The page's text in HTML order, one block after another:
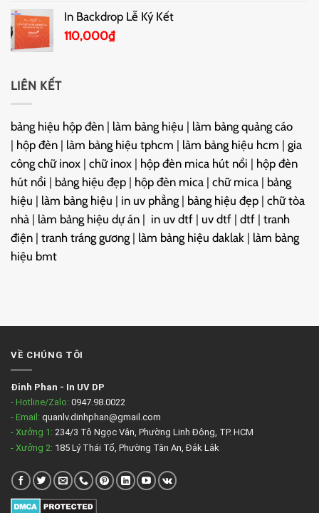
In Backdrop Lễ Ký Kết
110,000₫
LIÊN KẾT
bảng hiệu hộp đèn | làm bảng hiệu | làm bảng quảng cáo
| hộp đèn | làm bảng hiệu tphcm | làm bảng hiệu hcm | gia
công chữ inox | chữ inox | hộp đèn mica hút nổi | hộp đèn
hút nổi | bảng hiệu đẹp | hộp đèn mica | chữ mica | bảng
hiệu | làm bảng hiệu | in uv phẳng | bảng hiệu đẹp | chữ tòa
nhà | làm bảng hiệu dự án | in uv dtf | uv dtf | dtf | tranh
điện | tranh tráng gương | làm bảng hiệu daklak | làm bảng
hiệu bmt
VỀ CHÚNG TÔI
Đinh Phan - In UV DP
- Hotline/Zalo: 0947.98.0022
- Email: quanlv.dinhphan@gmail.com
- Xưởng 1: 234/3 Tô Ngọc Vân, Phường Linh Đông, TP. HCM
- Xưởng 2: 185 Lý Thái Tổ, Phường Tân An, Đắk Lắk